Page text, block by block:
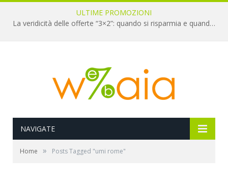
ULTIME PROMOZIONI
La veridicità delle offerte “3×2”: quando si risparmia e quando è un’illusione
NAVIGATE
Home » Posts Tagged "umi rome"